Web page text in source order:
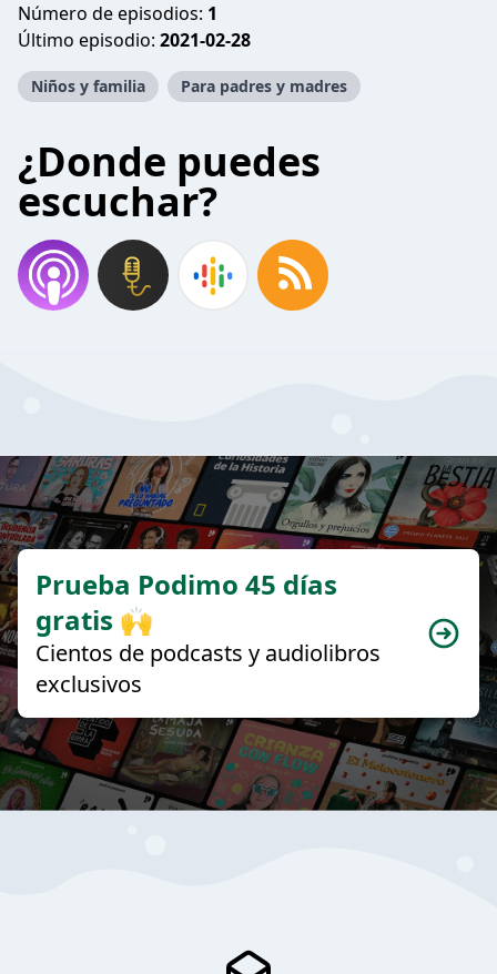
Número de episodios: 1
Último episodio: 2021-02-28
Niños y familia Para padres y madres
¿Donde puedes
escuchar?
Prueba Podimo 45 días
gratis 🙌
Cientos de podcasts y audiolibros
exclusivos